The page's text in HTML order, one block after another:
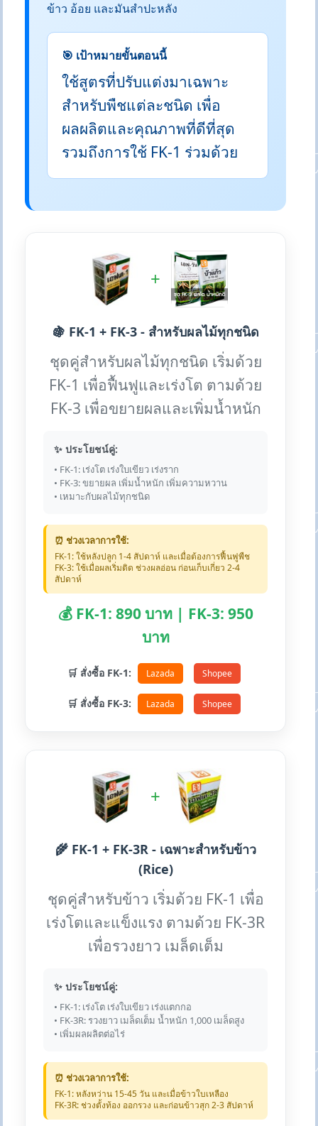
ข้าว อ้อย และมันสำปะหลัง
🎯 เป้าหมายขั้นตอนนี้
ใช้สูตรที่ปรับแต่งมาเฉพาะ
สำหรับพืชแต่ละชนิด เพื่อ
ผลผลิตและคุณภาพที่ดีที่สุด
รวมถึงการใช้ FK-1 ร่วมด้วย
+
🍇 FK-1 + FK-3 - สำหรับผลไม้ทุกชนิด
ชุดคู่สำหรับผลไม้ทุกชนิด เริ่มด้วย
FK-1 เพื่อฟื้นฟูและเร่งโต ตามด้วย
FK-3 เพื่อขยายผลและเพิ่มน้ำหนัก
✨ ประโยชน์คู่:
• FK-1: เร่งโต เร่งใบเขียว เร่งราก
• FK-3: ขยายผล เพิ่มน้ำหนัก เพิ่มความหวาน
• เหมาะกับผลไม้ทุกชนิด
⏰ ช่วงเวลาการใช้:
FK-1: ใช้หลังปลูก 1-4 สัปดาห์ และเมื่อต้องการฟื้นฟูพืช
FK-3: ใช้เมื่อผลเริ่มติด ช่วงผลอ่อน ก่อนเก็บเกี่ยว 2-4
สัปดาห์
💰 FK-1: 890 บาท | FK-3: 950
บาท
🛒 สั่งซื้อ FK-1: Lazada Shopee
🛒 สั่งซื้อ FK-3: Lazada Shopee
+
🌾 FK-1 + FK-3R - เฉพาะสำหรับข้าว
(Rice)
ชุดคู่สำหรับข้าว เริ่มด้วย FK-1 เพื่อ
เร่งโตและแข็งแรง ตามด้วย FK-3R
เพื่อรวงยาว เมล็ดเต็ม
✨ ประโยชน์คู่:
• FK-1: เร่งโต เร่งใบเขียว เร่งแตกกอ
• FK-3R: รวงยาว เมล็ดเต็ม น้ำหนัก 1,000 เมล็ดสูง
• เพิ่มผลผลิตต่อไร่
⏰ ช่วงเวลาการใช้:
FK-1: หลังหว่าน 15-45 วัน และเมื่อข้าวใบเหลือง
FK-3R: ช่วงตั้งท้อง ออกรวง และก่อนข้าวสุก 2-3 สัปดาห์